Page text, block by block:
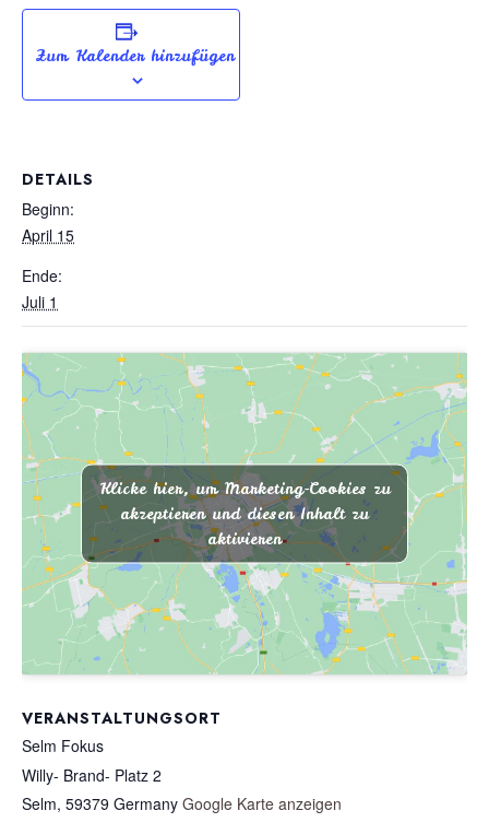
Zum Kalender hinzufügen
DETAILS
Beginn:
April 15
Ende:
Juli 1
VERANSTALTUNGSORT
Selm Fokus
Willy- Brand- Platz 2
Selm, 59379 Germany Google Karte anzeigen
Klicke hier, um Marketing-Cookies zu
akzeptieren und diesen Inhalt zu
aktivieren